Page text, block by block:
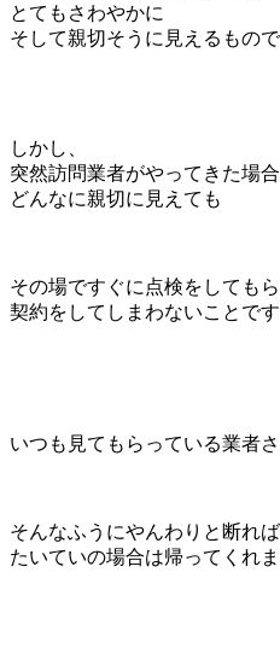
とてもさわやかに
そして親切そうに見えるもので
しかし、
突然訪問業者がやってきた場合
どんなに親切に見えても
その場ですぐに点検をしても
契約をしてしまわないことです
いつも見てもらっている業者
そんなふうにやんわりと断れば
たいていの場合は帰ってくれま